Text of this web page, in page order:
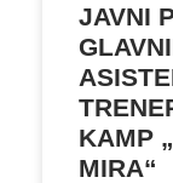
JAVNI
KAMP
MIRA“